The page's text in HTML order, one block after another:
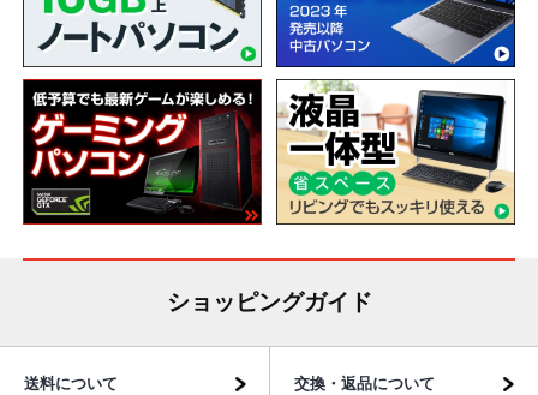
ショッピングガイド
送料について 交換・返品について